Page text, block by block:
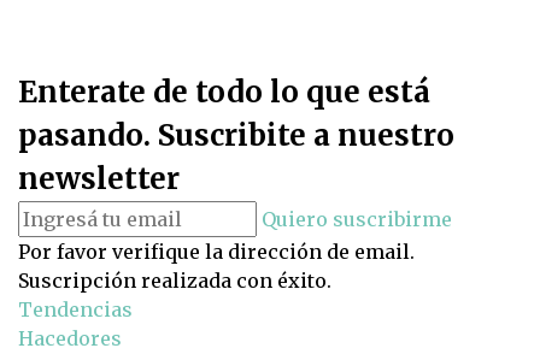
Enterate de todo lo que está
pasando. Suscribite a nuestro
newsletter
Quiero suscribirme
Por favor verifique la dirección de email.
Suscripción realizada con éxito.
Tendencias
Hacedores